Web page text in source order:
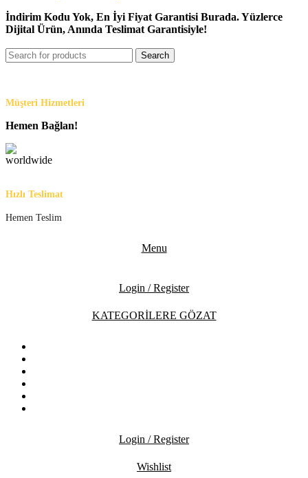
İndirim Kodu Yok, En İyi Fiyat Garantisi Burada. Yüzlerce
Dijital Ürün, Anında Teslimat Garantisiyle!
Search
Müşteri Hizmetleri
Hemen Bağlan!
Hızlı Teslimat
Hemen Teslim
Menu
Login / Register
KATEGORİLERE GÖZAT
Login / Register
Wishlist